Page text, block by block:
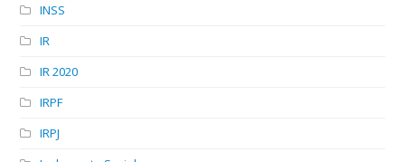
INSS
IR
IR 2020
IRPF
IRPJ